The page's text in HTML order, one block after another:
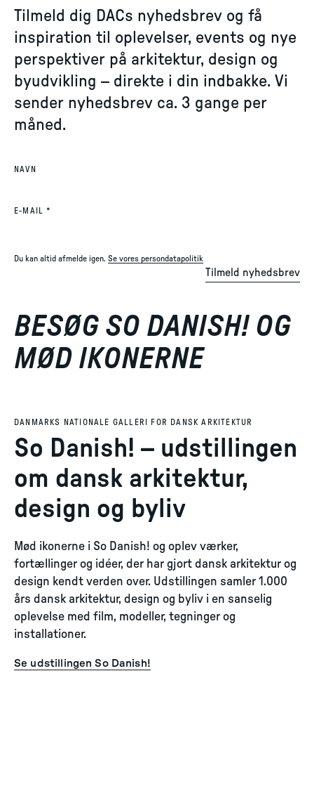
Tilmeld dig DACs nyhedsbrev og få
inspiration til oplevelser, events og nye
perspektiver på arkitektur, design og
byudvikling – direkte i din indbakke. Vi
sender nyhedsbrev ca. 3 gange per
måned.
NAVN
E-MAIL *
Du kan altid afmelde igen. Se vores persondatapolitik
Tilmeld nyhedsbrev
BESØG SO DANISH! OG
MØD IKONERNE
DANMARKS NATIONALE GALLERI FOR DANSK ARKITEKTUR
So Danish! – udstillingen
om dansk arkitektur,
design og byliv
Mød ikonerne i So Danish! og oplev værker,
fortællinger og idéer, der har gjort dansk arkitektur og
design kendt verden over. Udstillingen samler 1.000
års dansk arkitektur, design og byliv i en sanselig
oplevelse med film, modeller, tegninger og
installationer.
Se udstillingen So Danish!